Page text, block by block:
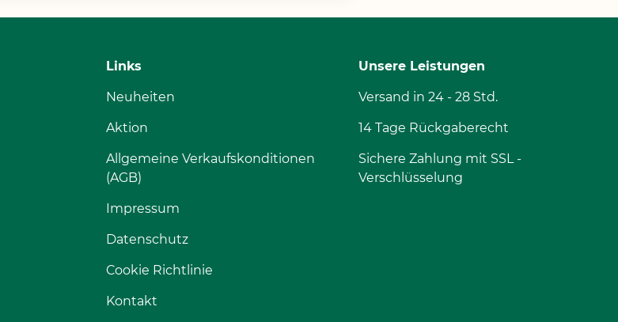
Links
Neuheiten
Aktion
Allgemeine Verkaufskonditionen
(AGB)
Impressum
Datenschutz
Cookie Richtlinie
Kontakt
Unsere Leistungen
Versand in 24 - 28 Std.
14 Tage Rückgaberecht
Sichere Zahlung mit SSL -
Verschlüsselung